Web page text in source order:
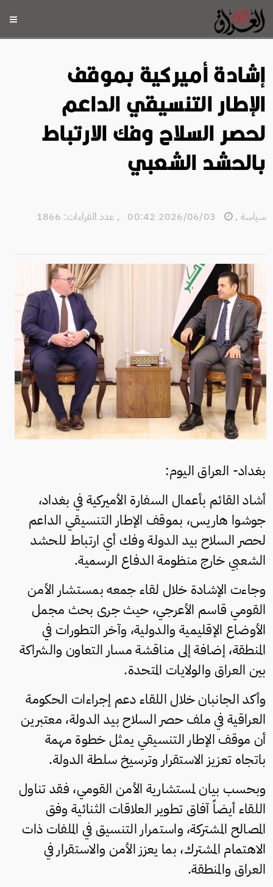
إشادة أميركية بموقف
الإطار التنسيقي الداعم
لحصر السلاح وفك الارتباط
بالحشد الشعبي
سياسة ,
, عدد القراءات: 1866
بغداد- العراق اليوم:
أشاد القائم بأعمال السفارة الأميركية في بغداد،
جوشوا هاريس، بموقف الإطار التنسيقي الداعم
لحصر السلاح بيد الدولة وفك أي ارتباط للحشد
الشعبي خارج منظومة الدفاع الرسمية.
وجاءت الإشادة خلال لقاء جمعه بمستشار الأمن
القومي قاسم الأعرجي، حيث جرى بحث مجمل
الأوضاع الإقليمية والدولية، وآخر التطورات في
المنطقة، إضافة إلى مناقشة مسار التعاون والشراكة
بين العراق والولايات المتحدة.
وأكد الجانبان خلال اللقاء دعم إجراءات الحكومة
العراقية في ملف حصر السلاح بيد الدولة، معتبرين
أن موقف الإطار التنسيقي يمثل خطوة مهمة
باتجاه تعزيز الاستقرار وترسيخ سلطة الدولة.
وبحسب بيان لمستشارية الأمن القومي، فقد تناول
اللقاء أيضاً آفاق تطوير العلاقات الثنائية وفق
المصالح المشتركة، واستمرار التنسيق في الملفات ذات
الاهتمام المشترك، بما يعزز الأمن والاستقرار في
العراق والمنطقة.